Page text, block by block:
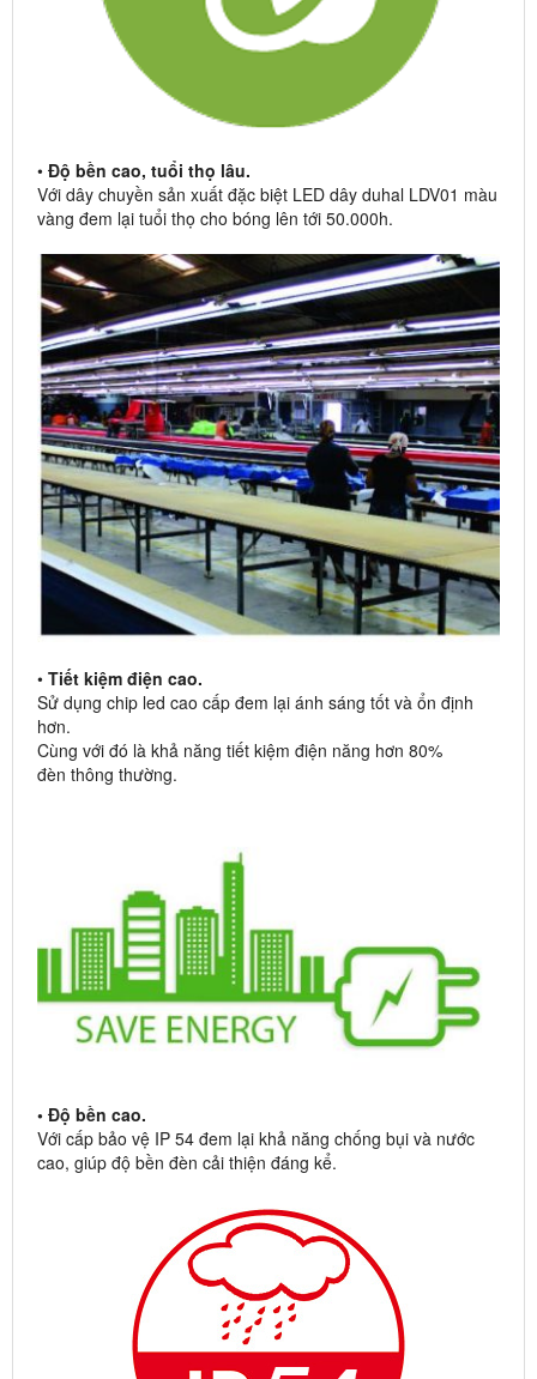
• Độ bền cao, tuổi thọ lâu.
Với dây chuyền sản xuất đặc biệt LED dây duhal LDV01 màu
vàng đem lại tuổi thọ cho bóng lên tới 50.000h.
• Tiết kiệm điện cao.
Sử dụng chip led cao cấp đem lại ánh sáng tốt và ổn định
hơn.
Cùng với đó là khả năng tiết kiệm điện năng hơn 80%
đèn thông thường.
• Độ bền cao.
Với cấp bảo vệ IP 54 đem lại khả năng chống bụi và nước
cao, giúp độ bền đèn cải thiện đáng kể.